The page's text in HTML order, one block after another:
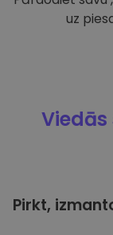
uz
Pirkt,